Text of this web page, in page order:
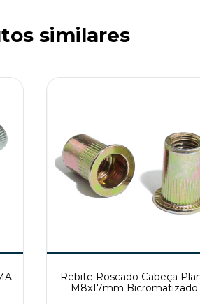
similares
Rebite Roscado Cabeça
M8x17mm Bicromatizado